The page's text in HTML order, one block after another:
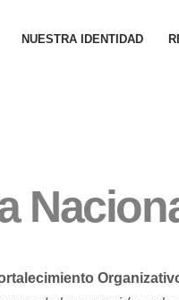
NUESTRA IDENTIDAD